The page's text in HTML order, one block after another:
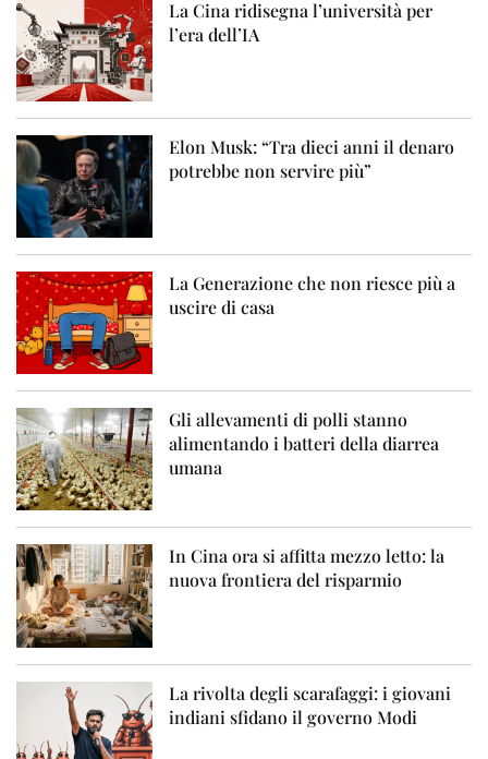
La Cina ridisegna l’università per
l’era dell’IA
Elon Musk: “Tra dieci anni il denaro
potrebbe non servire più”
La Generazione che non riesce più a
uscire di casa
Gli allevamenti di polli stanno
alimentando i batteri della diarrea
umana
In Cina ora si affitta mezzo letto: la
nuova frontiera del risparmio
La rivolta degli scarafaggi: i giovani
indiani sfidano il governo Modi